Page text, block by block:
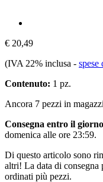
€ 20,49
(IVA 22% inclusa - spese
Contenuto: 1 pz.
Ancora 7 pezzi in
Consegna entro il
domenica alle ore 23:59.
Di questo articolo sono
altri! La data di consegna
ordinati più pezzi.